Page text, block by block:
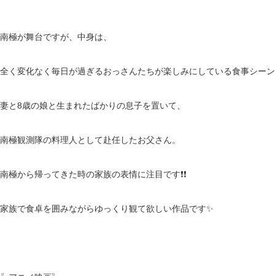
南極が舞台ですが、中身は、
全く変化なく毎日が過ぎるおっさんたちが楽しみにしている食事シー
妻と8歳の娘と生まれたばかりの息子を置いて、
南極観測隊の料理人として赴任したお父さん。
南極から帰ってきた時の家族の表情に注目です❗️❗️
家族で食卓を囲みながらゆっくり観て欲しい作品です✨